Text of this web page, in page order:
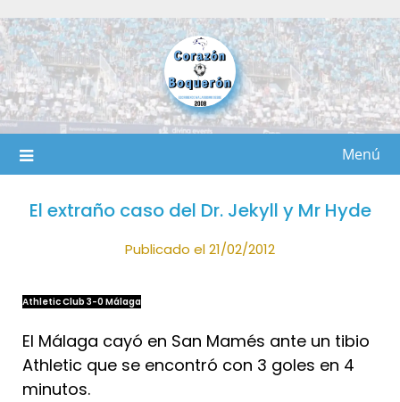
al
contenido
Menú
El extraño caso del Dr. Jekyll y Mr Hyde
Publicado el 21/02/2012
Athletic Club 3-0 Málaga
El Málaga cayó en San Mamés ante un tibio
Athletic que se encontró con 3 goles en 4
minutos.